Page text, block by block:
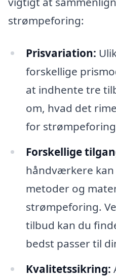
strømpeforing:
Prisvariation:
forskellige
at indhente tre
om, hvad det
for
Forskellige
håndværkere
metoder og
strømpeforing.
tilbud kan du
bedst passer til
Kvalitetssikring: